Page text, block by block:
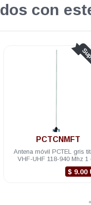
con
PCTCNMFT
Antena móvil PCTEL gris
VHF-UHF 118-940 Mhz 1
$ 9.00